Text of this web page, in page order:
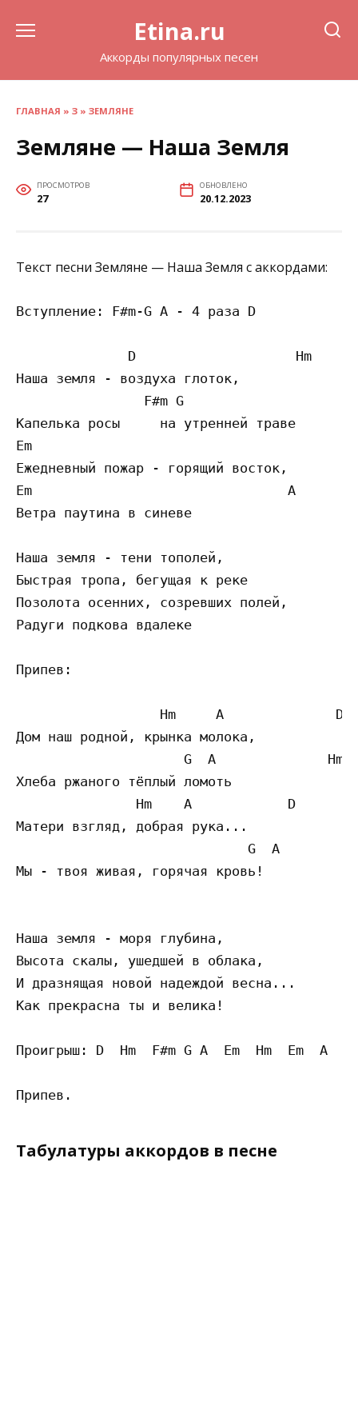
Etina.ru
Аккорды популярных песен
ГЛАВНАЯ » З » ЗЕМЛЯНЕ
Земляне — Наша Земля
ПРОСМОТРОВ
27
ОБНОВЛЕНО
20.12.2023
Текст песни Земляне — Наша Земля с аккордами:
Вступление: F#m-G A - 4 раза D
              D                    Hm
Наша земля - воздуха глоток,
F#m G
Капелька росы     на утренней траве
Em
Ежедневный пожар - горящий восток,
Em                                A
Ветра паутина в синеве
Наша земля - тени тополей,
Быстрая тропа, бегущая к реке
Позолота осенних, созревших полей,
Радуги подкова вдалеке
Припев:
Hm     A
Дом наш родной, крынка молока,
G  A              Hm
Хлеба ржаного тёплый ломоть
               Hm    A            D
Матери взгляд, добрая рука...
G  A
Мы - твоя живая, горячая кровь!
Наша земля - моря глубина,
Высота скалы, ушедшей в облака,
И дразнящая новой надеждой весна...
Как прекрасна ты и велика!
Проигрыш: D  Hm  F#m G A  Em  Hm  Em  A
Табулатуры аккордов в песне